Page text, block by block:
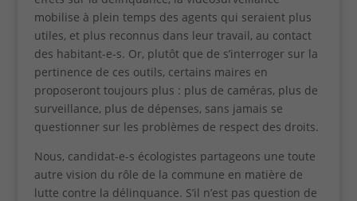
mobilise à plein temps des agents qui seraient plus
utiles, et plus reconnus dans leur travail, au contact
des habitant-e-s. Or, plutôt que de s’interroger sur la
pertinence de ces outils, certains maires en
proposeront toujours plus : plus de caméras, plus de
surveillance, plus de dépenses, sans jamais se
questionner sur les problèmes de respect des droits.
Nous, candidat-e-s écologistes partageons une toute
autre vision du rôle de la commune en matière de
lutte contre la délinquance. S’il n’est pas question de